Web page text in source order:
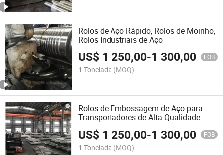
Rolos de Aço Rápido, Rolos de Moinho,
Rolos Industriais de Aço
US$ 1 250,00-1 300,00 FOB
1 Tonelada (MOQ)
Rolos de Embossagem de Aço para
Transportadores de Alta Qualidade
US$ 1 250,00-1 300,00 FOB
1 Tonelada (MOQ)